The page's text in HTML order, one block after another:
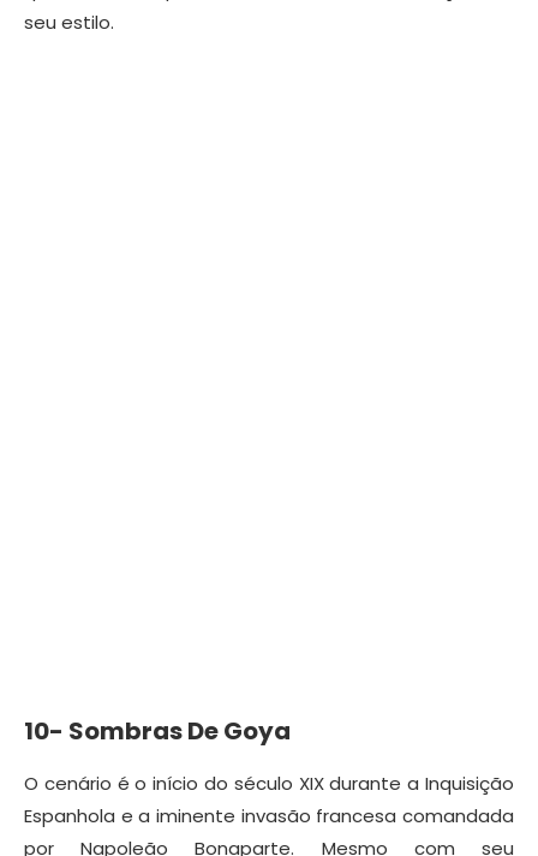
seu estilo.
10- Sombras De Goya
O cenário é o início do século XIX durante a Inquisição
Espanhola e a iminente invasão francesa comandada
por Napoleão Bonaparte. Mesmo com seu